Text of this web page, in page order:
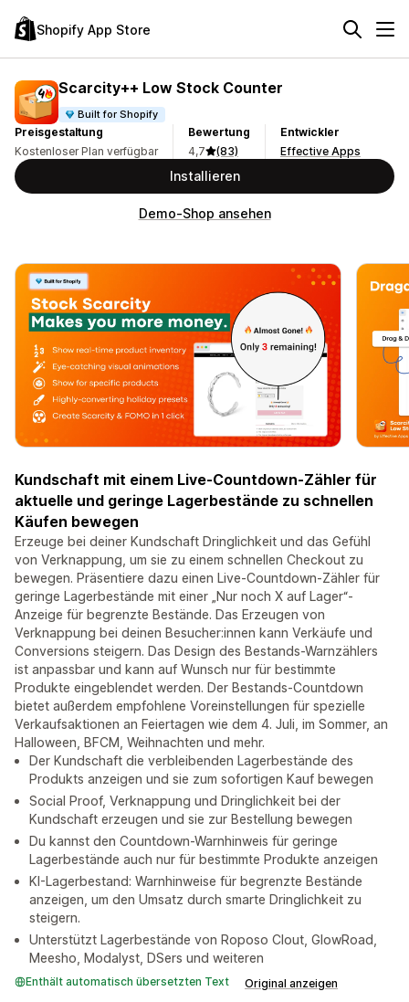
Shopify App Store
Scarcity++ Low Stock Counter
Built for Shopify
Preisgestaltung
Kostenloser Plan verfügbar
Bewertung
4,7
(83)
Entwickler
Effective Apps
Installieren
Demo-Shop ansehen
Kundschaft mit einem Live-Countdown-Zähler für
aktuelle und geringe Lagerbestände zu schnellen
Käufen bewegen
Erzeuge bei deiner Kundschaft Dringlichkeit und das Gefühl
von Verknappung, um sie zu einem schnellen Checkout zu
bewegen. Präsentiere dazu einen Live-Countdown-Zähler für
geringe Lagerbestände mit einer „Nur noch X auf Lager“-
Anzeige für begrenzte Bestände. Das Erzeugen von
Verknappung bei deinen Besucher:innen kann Verkäufe und
Conversions steigern. Das Design des Bestands-Warnzählers
ist anpassbar und kann auf Wunsch nur für bestimmte
Produkte eingeblendet werden. Der Bestands-Countdown
bietet außerdem empfohlene Voreinstellungen für spezielle
Verkaufsaktionen an Feiertagen wie dem 4. Juli, im Sommer, an
Halloween, BFCM, Weihnachten und mehr.
Der Kundschaft die verbleibenden Lagerbestände des
Produkts anzeigen und sie zum sofortigen Kauf bewegen
Social Proof, Verknappung und Dringlichkeit bei der
Kundschaft erzeugen und sie zur Bestellung bewegen
Du kannst den Countdown-Warnhinweis für geringe
Lagerbestände auch nur für bestimmte Produkte anzeigen
KI-Lagerbestand: Warnhinweise für begrenzte Bestände
anzeigen, um den Umsatz durch smarte Dringlichkeit zu
steigern.
Unterstützt Lagerbestände von Roposo Clout, GlowRoad,
Meesho, Modalyst, DSers und weiteren
Enthält automatisch übersetzten Text Original anzeigen